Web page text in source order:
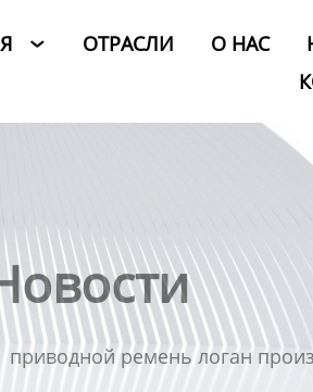
 ОТРАСЛИ O HAC
приводной ремень логан